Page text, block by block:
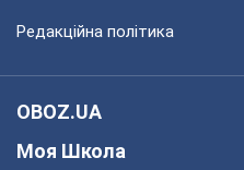
Редакційна політика
OBOZ.UA
Моя Школа